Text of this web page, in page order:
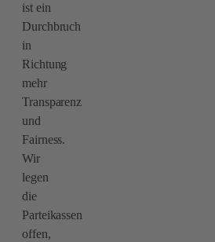
ist ein
Durchbruch
in
Richtung
mehr
Transparenz
und
Fairness.
Wir
legen
die
Parteikassen
offen,